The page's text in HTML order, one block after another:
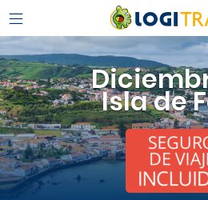
Isla de